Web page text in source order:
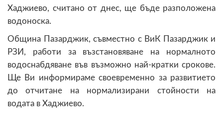
Хаджиево, считано от днес, ще бъде разположена
водоноска.
Община Пазарджик, съвместно с ВиК Пазарджик и
РЗИ, работи за възстановяване на нормалното
водоснабдяване във възможно най-кратки срокове.
Ще Ви информираме своевременно за развитието
до отчитане на нормализирани стойности на
водата в Хаджиево.